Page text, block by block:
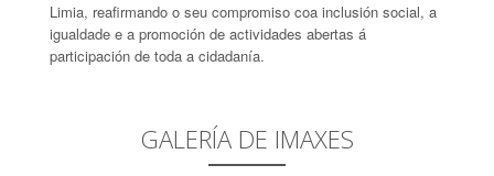
Limia, reafirmando o seu compromiso coa inclusión social, a
igualdade e a promoción de actividades abertas á
participación de toda a cidadanía.
GALERÍA DE IMAXES